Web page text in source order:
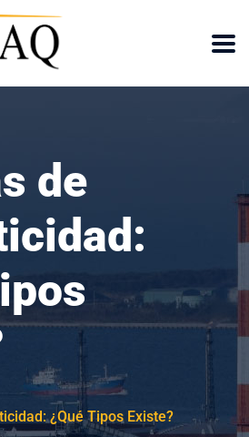
de
¿Qué Tipos Existe?